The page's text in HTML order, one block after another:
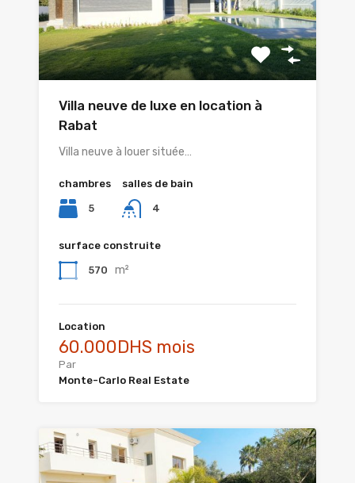
Villa neuve de luxe en location à
Rabat
Villa neuve à louer située…
chambres
5
salles de bain
4
surface construite
570 m²
Location
60.000DHS mois
Par
Monte-Carlo Real Estate